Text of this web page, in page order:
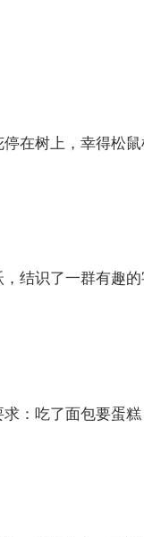
在树上，幸得松
结识了一群有趣
：吃了面包要蛋